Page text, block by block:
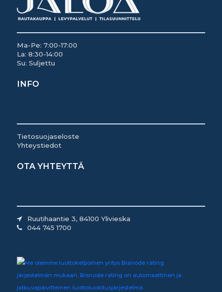
Ma-Pe: 7:00-17:00
La: 8:30-14:00
Su: Suljettu
INFO
Tietosuojaseloste
Yhteystiedot
OTA YHTEYTTÄ
Ruutihaantie 3, 84100 Ylivieska
044 745 1700